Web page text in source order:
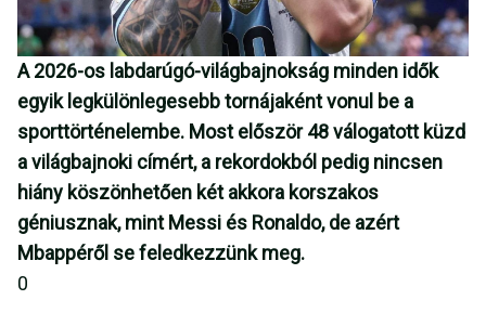
A 2026-os labdarúgó-világbajnokság minden idők
egyik legkülönlegesebb tornájaként vonul be a
sporttörténelembe. Most először 48 válogatott küzd
a világbajnoki címért, a rekordokból pedig nincsen
hiány köszönhetően két akkora korszakos
géniusznak, mint Messi és Ronaldo, de azért
Mbappéről se feledkezzünk meg.
0